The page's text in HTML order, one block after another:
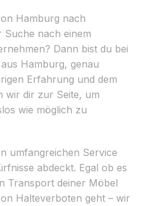
Hamburg nach
nach einem
Dann bist du bei
Hamburg, genau
Erfahrung und dem
wir dir zur Seite, um
wie möglich zu
umfangreichen Service
abdeckt. Egal ob es
Transport deiner Möbel
Halteverboten geht – wir